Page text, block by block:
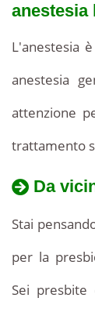
anestesia
L'anestesia
anestesia
attenzione
trattamento
Da
Stai
per la
Sei